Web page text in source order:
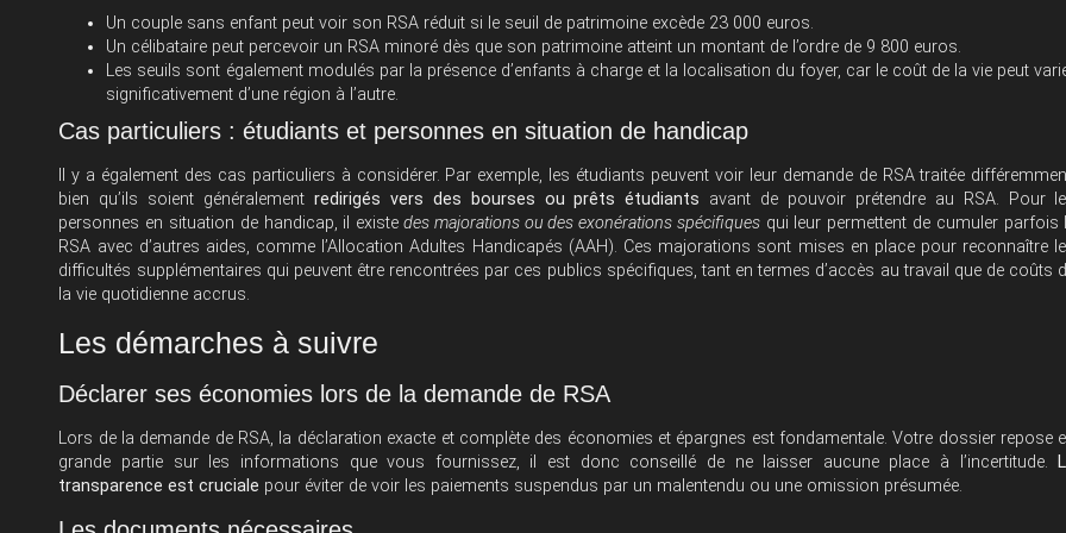
Un couple sans enfant peut voir son RSA réduit si le seuil de patrimoine excède 23 000 euros.
Un célibataire peut percevoir un RSA minoré dès que son patrimoine atteint un montant de l’ordre de 9 800 euros.
Les seuils sont également modulés par la présence d’enfants à charge et la localisation du foyer, car le coût de la vie peut
significativement d’une région à l’autre.
Cas particuliers : étudiants et personnes en situation de handicap
Il y a également des cas particuliers à considérer. Par exemple, les étudiants peuvent voir leur demande de RSA traitée
bien qu’ils soient généralement redirigés vers des bourses ou prêts étudiants avant de pouvoir prétendre au RSA. Pour
personnes en situation de handicap, il existe des majorations ou des exonérations spécifiquesqui leur permettent de cumuler parfois
RSA avec d’autres aides, comme l’Allocation Adultes Handicapés (AAH). Ces majorations sont mises en place pour reconnaître
difficultés supplémentaires qui peuvent être rencontrées par ces publics spécifiques, tant en termes d’accès au travail que de coûts
la vie quotidienne accrus.
Les démarches à suivre
Déclarer ses économies lors de la demande de RSA
Lors de la demande de RSA, la déclaration exacte et complète des économies et épargnes est fondamentale. Votre dossier repose
grande partie sur les informations que vous fournissez, il est donc conseillé de ne laisser aucune place à l’incertitude.
transparence est cruciale pour éviter de voir les paiements suspendus par un malentendu ou une omission présumée.